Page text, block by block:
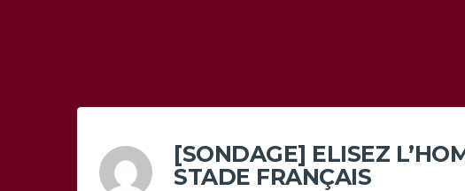
[SONDAGE] ELISEZ
STADE FRANÇAIS